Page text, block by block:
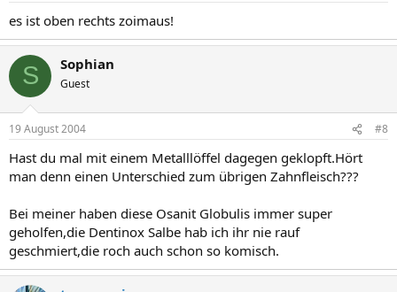
es ist oben rechts zoimaus!
S Sophian
Guest
19 August 2004 #8
Hast du mal mit einem Metalllöffel dagegen geklopft.Hört
man denn einen Unterschied zum übrigen Zahnfleisch???
Bei meiner haben diese Osanit Globulis immer super
geholfen,die Dentinox Salbe hab ich ihr nie rauf
geschmiert,die roch auch schon so komisch.